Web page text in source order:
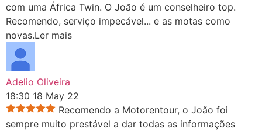
com uma África Twin. O João é um conselheiro top.
Recomendo, serviço impecável... e as motas como
novas.Ler mais
Adelio Oliveira
18:30 18 May 22
Recomendo a Motorentour, o João foi
sempre muito prestável a dar todas as informações